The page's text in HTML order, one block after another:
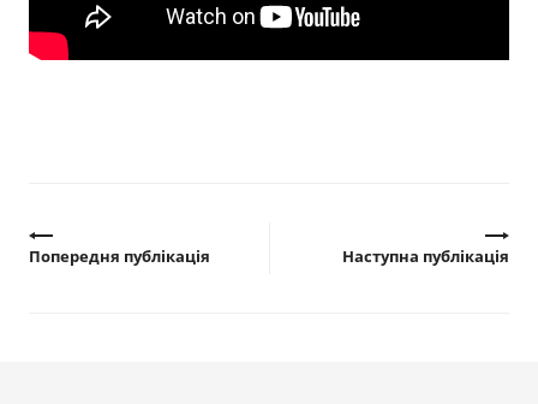
Попередня публікація Наступна публікація